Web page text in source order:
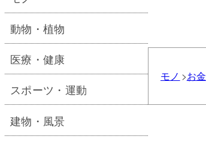
モノ お金
動物・植物
医療・健康
スポーツ・運動
建物・風景